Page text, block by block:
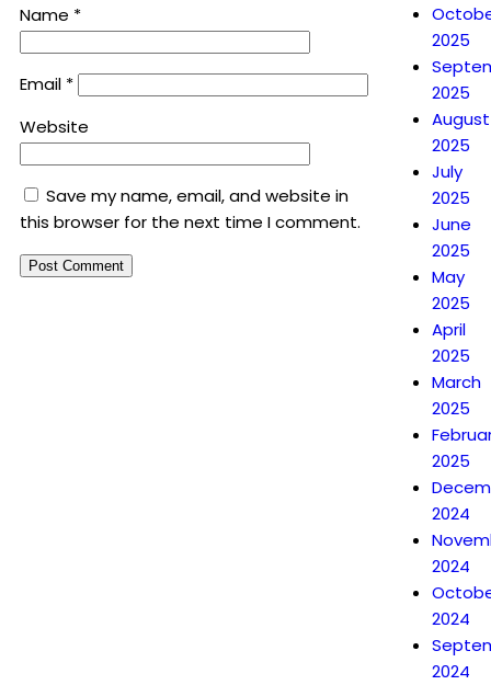
Name *
Email *
Website
Save my name, email, and website in
this browser for the next time I comment.
2025
2025
August
2025
July
2025
June
2025
May
2025
April
2025
March
2025
2025
2024
2024
2024
2024